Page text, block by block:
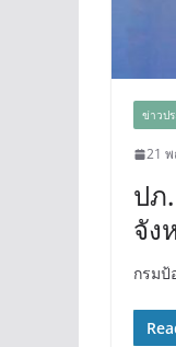
ข่าวป
21
ปภ
จัง
กรมป้